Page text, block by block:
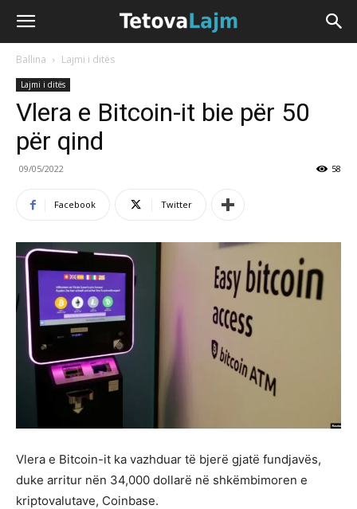
Ballina Lajmi i ditës
Lajmi i ditës
Vlera e Bitcoin-it bie për 50
për qind
09/05/2022 58
Facebook Twitter
Vlera e Bitcoin-it ka vazhduar të bjerë gjatë fundjavës,
duke arritur nën 34,000 dollarë në shkëmbimoren e
kriptovalutave, Coinbase.